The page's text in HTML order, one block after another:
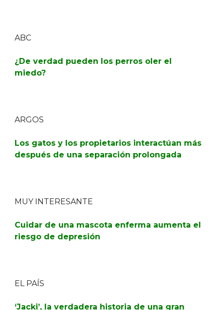
ABC
¿De verdad pueden los perros oler el
miedo?
ARGOS
Los gatos y los propietarios interactúan más
después de una separación prolongada
MUY INTERESANTE
Cuidar de una mascota enferma aumenta el
riesgo de depresión
EL PAÍS
‘Jacki’, la verdadera historia de una gran